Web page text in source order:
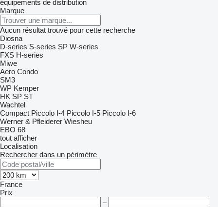
équipements de distribution
Marque
Aucun résultat trouvé pour cette recherche
Diosna
D-series S-series SP W-series
FXS H-series
Miwe
Aero Condo
SM3
WP Kemper
HK SP ST
Wachtel
Compact Piccolo I-4 Piccolo I-5 Piccolo I-6
Werner & Pfleiderer Wiesheu
EBO 68
tout afficher
Localisation
Rechercher dans un périmètre
France
Prix
–